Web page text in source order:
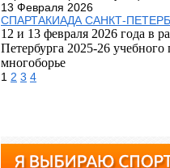
13 Февраля 2026
СПАРТАКИАДА САНКТ-
12 и 13 февраля 2026 года в
Петербурга 2025-26 учебного
многоборье
1 2 3 4